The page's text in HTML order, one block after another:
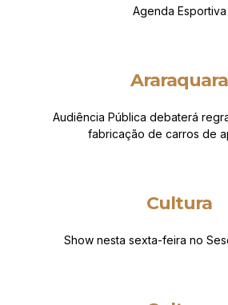
Agenda Esportiva
Araraquara
Audiência Pública debaterá
fabricação de carros de
Cultura
Show nesta sexta-feira no